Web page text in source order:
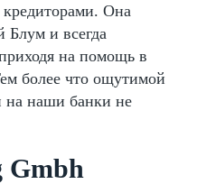
Она
Блум и всегда
на помощь в
более что ощутимой
на наши банки не
Gmbh